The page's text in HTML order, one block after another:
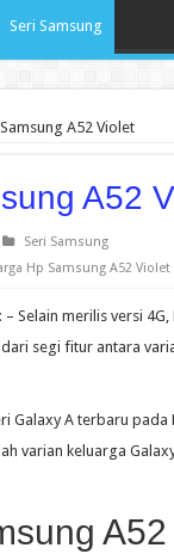
Seri Samsung
A52 Violet
A52
Seri Samsung
Hp Samsung A52 Violet
– Selain merilis versi
segi fitur antara
Galaxy A terbaru pada
varian keluarga